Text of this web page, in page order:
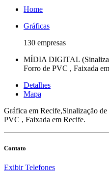
Home
Gráficas
130 empresas
MÍDIA DIGITAL
Forro de PVC , Faixada
Detalhes
Mapa
Gráfica em Recife,Sinalização
PVC , Faixada em Recife.
Contato
Exibir Telefones